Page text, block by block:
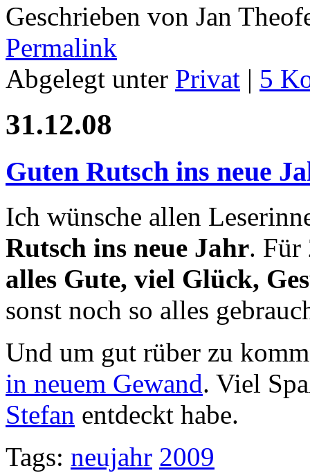
Geschrieben von Jan
Permalink
Abgelegt unter Privat | 5
31.12.08
Guten Rutsch ins neue
Ich wünsche allen
Rutsch ins neue Jahr. Für
alles Gute, viel Glück,
sonst noch so alles
Und um gut rüber zu
in neuem Gewand. Viel
Stefan entdeckt habe.
Tags: neujahr 2009